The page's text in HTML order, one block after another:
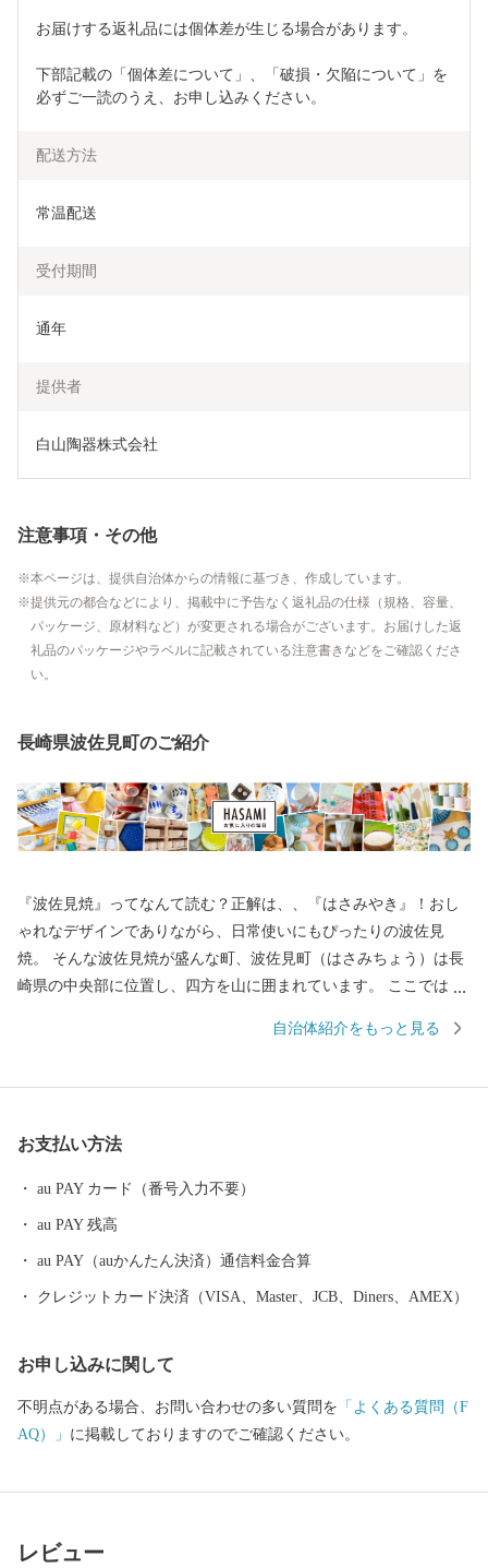
お届けする返礼品には個体差が生じる場合があります。
下部記載の「個体差について」、「破損・欠陥について」を
必ずご一読のうえ、お申し込みください。
配送方法
常温配送
受付期間
通年
提供者
白山陶器株式会社
注意事項・その他
本ページは、提供自治体からの情報に基づき、作成しています。
提供元の都合などにより、掲載中に予告なく返礼品の仕様（規格、容量、
パッケージ、原材料など）が変更される場合がございます。お届けした返
礼品のパッケージやラベルに記載されている注意書きなどをご確認くださ
い。
長崎県波佐見町のご紹介
『波佐見焼』ってなんて読む？正解は、、『はさみやき』！おし
ゃれなデザインでありながら、日常使いにもぴったりの波佐見
焼。 そんな波佐見焼が盛んな町、波佐見町（はさみちょう）は長
崎県の中央部に位置し、四方を山に囲まれています。 ここでは、
な自然のなかで、お米やお茶、アスパラガスなどの農畜産業が行
こで焼かれた「くらわんか碗」が全国に出荷され、当時貴重品で
あった磁器を広く普及させるとともに、食文化にも大きな影響を
彩るおしゃれで機能的な日用和食器の一大産地として、全国的に
も高いシェアを誇っています。（すでに皆さまの食卓にも、波佐
見で作られたやきものがあるかも！？）窯元、棚田、温泉など、
自治体紹介をもっと見る
お支払い方法
au PAY カード（番号入力不要）
au PAY 残高
au PAY（auかんたん決済）通信料金合算
クレジットカード決済（VISA、Master、JCB、Diners、AMEX）
お申し込みに関して
不明点がある場合、お問い合わせの多い質問を 「よくある質問（F
AQ）」 に掲載しておりますのでご確認ください。
レビュー